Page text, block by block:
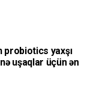
yaxşı
uşaqlar üçün ən